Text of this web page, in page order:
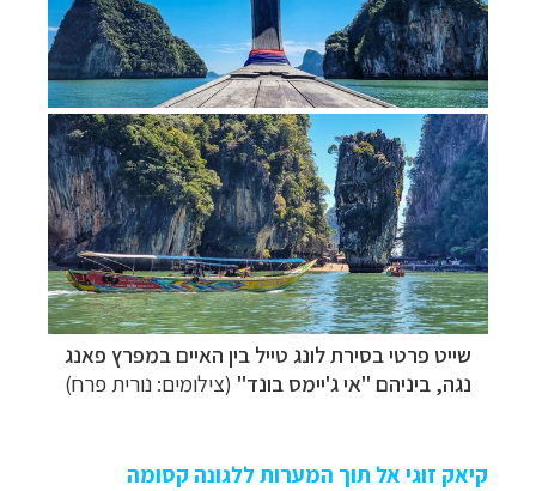
שייט פרטי בסירת לונג טייל בין האיים במפרץ פאנג
נגה, ביניהם "אי ג'יימס בונד" (צילומים: נורית פרח)
קיאק זוגי אל תוך המערות ללגונה קסומה